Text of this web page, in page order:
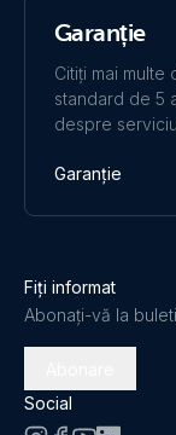
Orion-Tr
Orion-Tr
Orion-Tr
Orion-Tr
Garanție
Citiți mai multe
standard de 5
despre
Garanție
Fiți informat
Abonați-vă la
Social